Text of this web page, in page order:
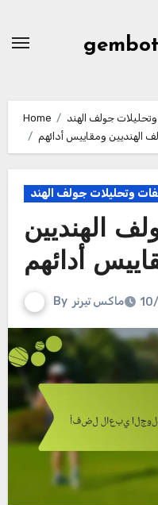
Home
جولف الهند
الهنديين ومقاييس أدائهم
وتحليلات جولف الهند
الهنديين
أدائهم
By ماكس تيرنر